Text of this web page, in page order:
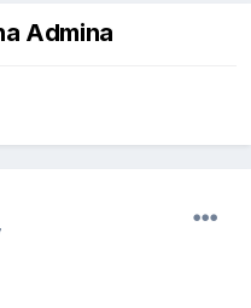
Admina